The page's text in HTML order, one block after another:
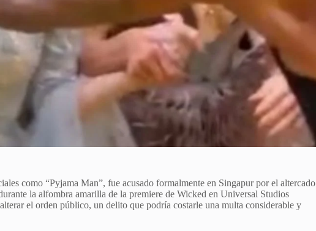
como “Pyjama Man”, fue acusado formalmente en Singapur por el altercado
la alfombra amarilla de la premiere de Wicked en Universal Studios
el orden público, un delito que podría costarle una multa considerable y